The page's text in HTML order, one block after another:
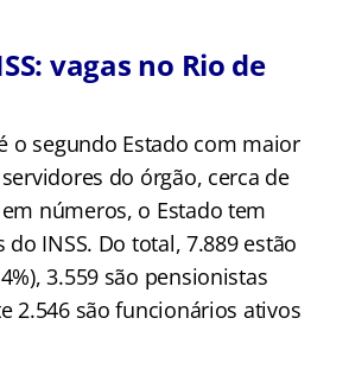
vagas no Rio de
o segundo Estado com maior
do órgão, cerca de
números, o Estado tem
do INSS. Do total, 7.889 estão
3.559 são pensionistas
2.546 são funcionários ativos